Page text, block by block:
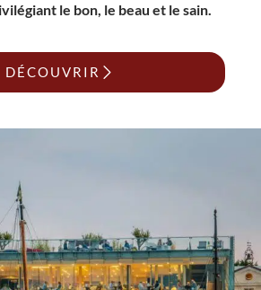
le bon, le beau et le sain.
DÉCOUVRIR